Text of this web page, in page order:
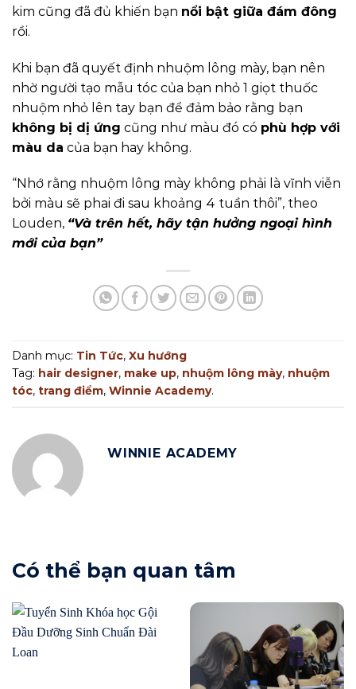
kim cũng đã đủ khiến bạn nổi bật giữa đám đông
rồi.
Khi bạn đã quyết định nhuộm lông mày, bạn nên
nhờ người tạo mẫu tóc của bạn nhỏ 1 giọt thuốc
nhuộm nhỏ lên tay bạn để đảm bảo rằng bạn
không bị dị ứng cũng như màu đó có phù hợp với
màu da của bạn hay không.
“Nhớ rằng nhuộm lông mày không phải là vĩnh viễn
bởi màu sẽ phai đi sau khoảng 4 tuần thôi”, theo
Louden, “Và trên hết, hãy tận hưởng ngoại hình
mới của bạn”
Danh mục: Tin Tức, Xu hướng
Tag: hair designer, make up, nhuộm lông mày, nhuộm
tóc, trang điểm, Winnie Academy.
WINNIE ACADEMY
Có thể bạn quan tâm